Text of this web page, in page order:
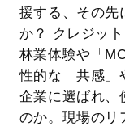
援する、その先
か？ クレジッ
林業体験や「
性的な「共感」
企業に選ばれ、
のか。現場のリ